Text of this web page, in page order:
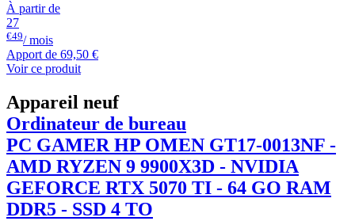
À partir de
27
€49/ mois
Apport de 69,50 €
Voir ce produit
Appareil neuf
Ordinateur de bureau
PC GAMER HP OMEN GT17-0013NF -
AMD RYZEN 9 9900X3D - NVIDIA
GEFORCE RTX 5070 TI - 64 GO RAM
DDR5 - SSD 4 TO